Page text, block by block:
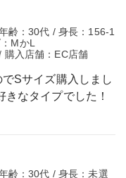
齢：30代 / 身長：156-1
MかL
購入店舗：EC店舗
Sサイズ購入しまし
なタイプでした！
齢：30代 / 身長：未選